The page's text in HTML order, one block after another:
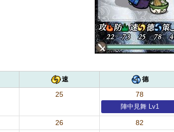
速 德
25 78
陣中見舞 Lv1
26 82